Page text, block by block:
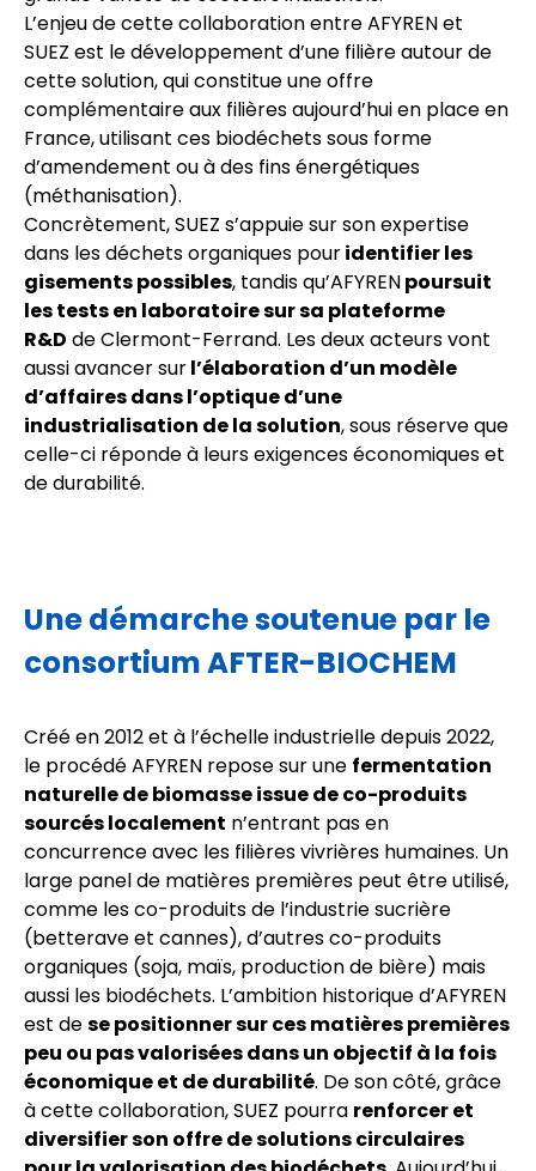
L’enjeu de cette collaboration entre AFYREN et
SUEZ est le développement d’une filière autour de
cette solution, qui constitue une offre
complémentaire aux filières aujourd’hui en place en
France, utilisant ces biodéchets sous forme
d’amendement ou à des fins énergétiques
(méthanisation).
Concrètement, SUEZ s’appuie sur son expertise
dans les déchets organiques pouridentifier les
gisements possibles, tandis qu’AFYRENpoursuit
les tests en laboratoire sur sa plateforme
R&D de Clermont-Ferrand. Les deux acteurs vont
aussi avancer surl’élaboration d’un modèle
d’affaires dans l’optique d’une
industrialisation de la solution, sous réserve que
celle-ci réponde à leurs exigences économiques et
de durabilité.
Une démarche soutenue par le
consortium AFTER-BIOCHEM
Créé en 2012 et à l’échelle industrielle depuis 2022,
le procédé AFYREN repose sur une fermentation
naturelle de biomasse issue de co-produits
sourcés localement n’entrant pas en
concurrence avec les filières vivrières humaines. Un
large panel de matières premières peut être utilisé,
comme les co-produits de l’industrie sucrière
(betterave et cannes), d’autres co-produits
organiques (soja, maïs, production de bière) mais
aussi les biodéchets. L’ambition historique d’AFYREN
est dese positionner sur ces matières premières
peu ou pas valorisées dans un objectif à la fois
économique et de durabilité. De son côté, grâce
à cette collaboration, SUEZ pourra renforcer et
diversifier son offre de solutions circulaires